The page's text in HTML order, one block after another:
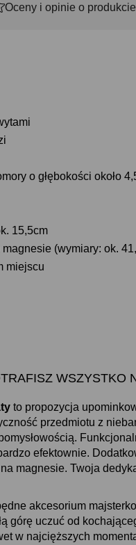
Oceny i opinie o produkcie
o głębokości około
15,5cm
(wymiary: ok.
miejscu
WSZYSTKO
to propozycja
przedmiotu z
efektownie.
magnesie. Twoja
akcesorium
górę uczuć od
w najcięższych